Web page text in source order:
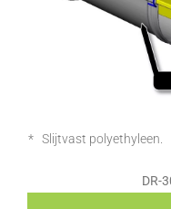
* Slijtvast polyethyleen.
DR-